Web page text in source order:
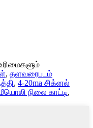
, தளவரைபடம்
, 4-20ma சிக்னல்
நிலை காட்டி,